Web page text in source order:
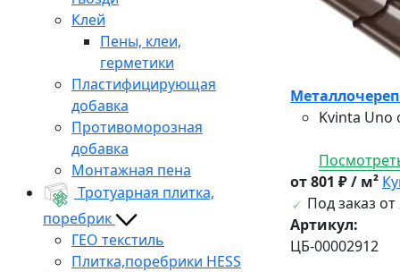
Клей
Пены, клеи,
герметики
Пластифицирующая
добавка
Противоморозная
добавка
Монтажная пена
Тротуарная плитка,
поребрик
ГЕО текстиль
Плитка,поребрики HESS
Kvinta Uno
от 801 ₽ / м²
Под заказ от
Артикул:
ЦБ-00002912